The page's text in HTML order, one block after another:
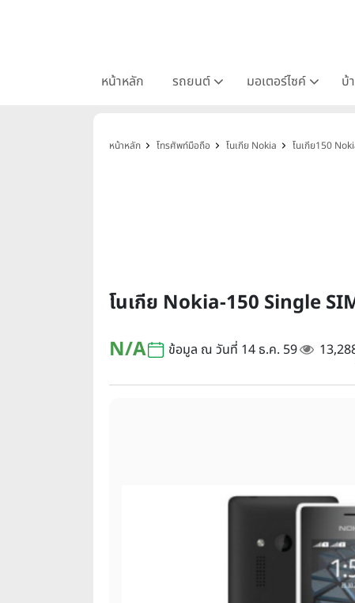
หน้าหลัก รถยนต์ มอเตอร์ไซค์ บ้
หน้าหลัก โทรศัพท์มือถือ โนเกีย Nokia โนเกีย150
โนเกีย Nokia-150 Single
N/A
ข้อมูล ณ วันที่ 14 ธ.ค. 59